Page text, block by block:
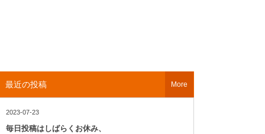
最近の投稿
2023-07-23
毎日投稿はしばらくお休み、
More